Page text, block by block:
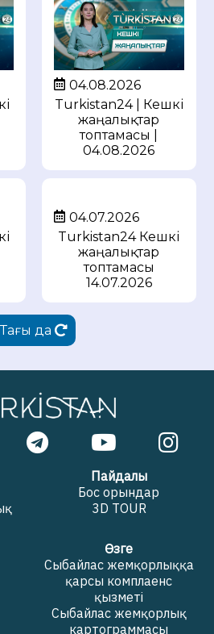
04.08.2026
Turkistan24 | Кешкі
жаңалықтар
топтамасы |
04.08.2026
04.07.2026
Turkistan24 Кешкі
жаңалықтар
топтамасы
14.07.2026
Тағы да
Пайдалы
Бос орындар
3D TOUR
Өзге
Сыбайлас жемқорлыққа
қарсы комплаенс
қызметі
Сыбайлас жемқорлық
картограммасы